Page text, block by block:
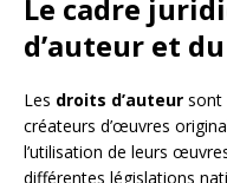
Le cadre
d’auteur et
Les droits d’auteur sont
créateurs d’œuvres
l’utilisation de leurs
différentes législations